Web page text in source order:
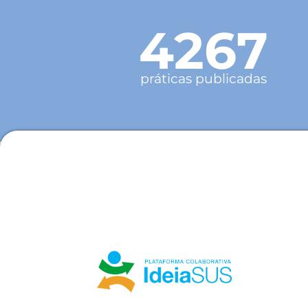
4267
práticas publicadas